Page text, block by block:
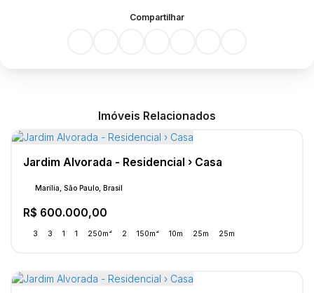
Compartilhar
Imóveis Relacionados
Jardim Alvorada - Residencial › Casa
R$ 600.000,00
Marília, São Paulo, Brasil
3 3 1 1 250m² 2 150m² 10m 25m 25m